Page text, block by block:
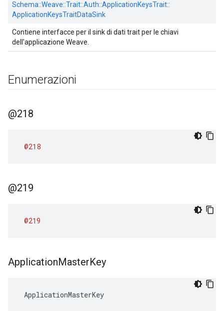
Schema::Weave::Trait::Auth::ApplicationKeysTrait::
ApplicationKeysTraitDataSink
Contiene interfacce per il sink di dati trait per le chiavi
dell'applicazione Weave.
Enumerazioni
@218
@218
@219
@219
ApplicationMasterKey
ApplicationMasterKey